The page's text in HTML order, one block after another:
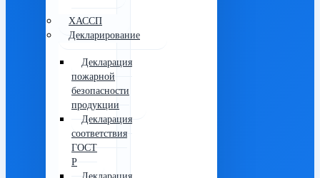
ХАССП
Декларирование
Декларация
пожарной
безопасности
продукции
Декларация
соответствия
ГОСТ
Р